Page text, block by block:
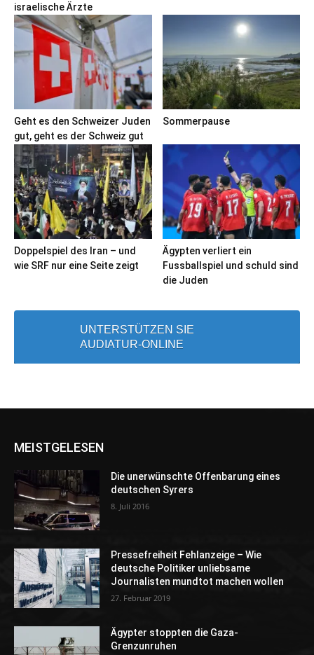
israelische Ärzte
Geht es den Schweizer Juden
gut, geht es der Schweiz gut
Sommerpause
Doppelspiel des Iran – und
wie SRF nur eine Seite zeigt
Ägypten verliert ein
Fussballspiel und schuld sind
die Juden
UNTERSTÜTZEN SIE
AUDIATUR-ONLINE
MEISTGELESEN
Die unerwünschte Offenbarung eines
deutschen Syrers
8. Juli 2016
Pressefreiheit Fehlanzeige – Wie
deutsche Politiker unliebsame
Journalisten mundtot machen wollen
27. Februar 2019
Ägypter stoppten die Gaza-
Grenzunruhen